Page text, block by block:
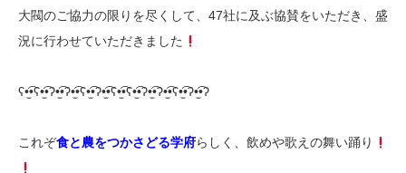
大閥のご協力の限りを尽くして、47社に及ぶ協賛をいただき、盛
況に行わせていただきました
ʕ•̫͡•ʕ•̫͡•ʔ•̫͡•ʔ•̫͡•ʕ•̫͡•ʔ•̫͡•ʕ•̫͡•ʕ•̫͡•ʔ•̫͡•ʔ•̫͡•ʕ•̫͡•ʔ•̫͡•ʔ
これぞ食と農をつかさどる学府らしく、飲めや歌えの舞い踊り